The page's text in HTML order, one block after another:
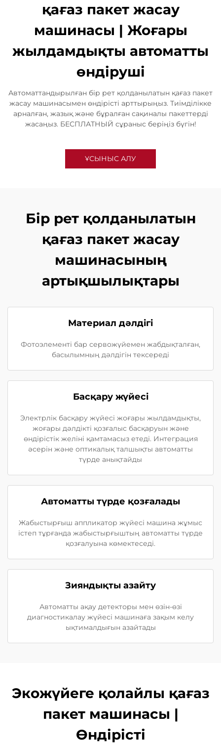
қағаз пакет жасау
машинасы | Жоғары
жылдамдықты автоматты
өндіруші
Автоматтандырылған бір рет қолданылатын қағаз пакет
жасау машинасымен өндірісті арттырыңыз. Тиімділікке
арналған, жазық және бұралған сақиналы пакеттерді
жасаңыз. БЕСПЛАТНЫЙ сұраныс беріңіз бүгін!
ҰСЫНЫС АЛУ
Бір рет қолданылатын
қағаз пакет жасау
машинасының
артықшылықтары
Материал дәлдігі
Фотоэлементі бар сервожүйемен жабдықталған,
басылымның дәлдігін тексереді
Басқару жүйесі
Электрлік басқару жүйесі жоғары жылдамдықты,
жоғары дәлдікті қозғалыс басқаруын және
өндірістік желіні қамтамасыз етеді. Интеграция
әсерін және оптикалық талшықты автоматты
түрде анықтайды
Автоматты түрде қозғалады
Жабыстырғыш аппликатор жүйесі машина жұмыс
істеп тұрғанда жабыстырғыштың автоматты түрде
қозғалуына көмектеседі.
Зияндықты азайту
Автоматты ақау детекторы мен өзін-өзі
диагностикалау жүйесі машинаға зақым келу
ықтималдығын азайтады
Экожүйеге қолайлы қағаз
пакет машинасы |
Өндірісті